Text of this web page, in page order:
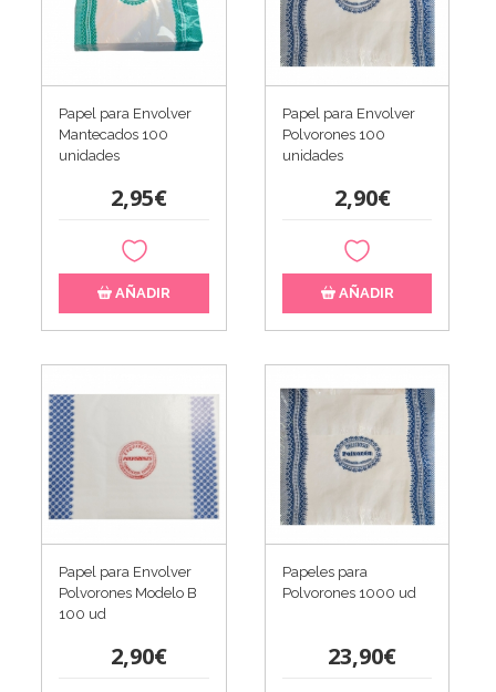
Papel para Envolver
Mantecados 100
unidades
2,95€
AÑADIR
Papel para Envolver
Polvorones 100
unidades
2,90€
AÑADIR
Papel para Envolver
Polvorones Modelo B
100 ud
2,90€
Papeles para
Polvorones 1000 ud
23,90€